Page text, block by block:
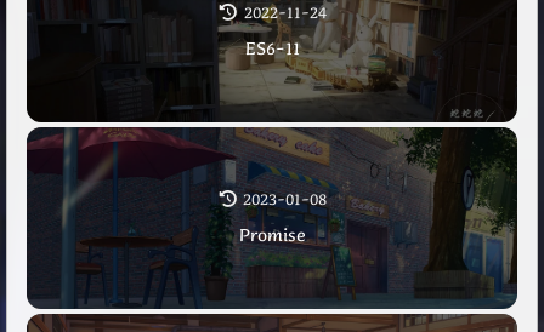
2022-11-24
ES6-11
2023-01-08
Promise